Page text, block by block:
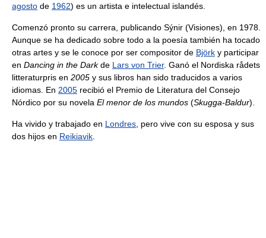
agosto de 1962) es un artista e intelectual islandés.
Comenzó pronto su carrera, publicando Sýnir (Visiones), en 1978.
Aunque se ha dedicado sobre todo a la poesía también ha tocado
otras artes y se le conoce por ser compositor de Björk y participar
en Dancing in the Darkde Lars von Trier. Ganó el Nordiska rådets
litteraturpris en 2005 y sus libros han sido traducidos a varios
idiomas. En 2005 recibió el Premio de Literatura del Consejo
Nórdico por su novela El menor de los mundos (Skugga-Baldur).
Ha vivido y trabajado en Londres , pero vive con su esposa y sus
dos hijos en Reikiavik